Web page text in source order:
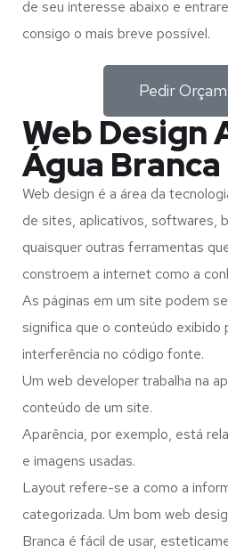
de seu interesse abaixo e
consigo o mais breve possível.
Pedir
Web Design
Água Branca
Web design é a área da
de sites, aplicativos, softwares,
quaisquer outras ferramentas
constroem a internet como a
As páginas em um site podem
significa que o conteúdo exibido
interferência no código fonte.
Um web developer trabalha na
conteúdo de um site.
Aparência, por exemplo, está
e imagens usadas.
Layout refere-se a como a
categorizada. Um bom web
Branca é fácil de usar,